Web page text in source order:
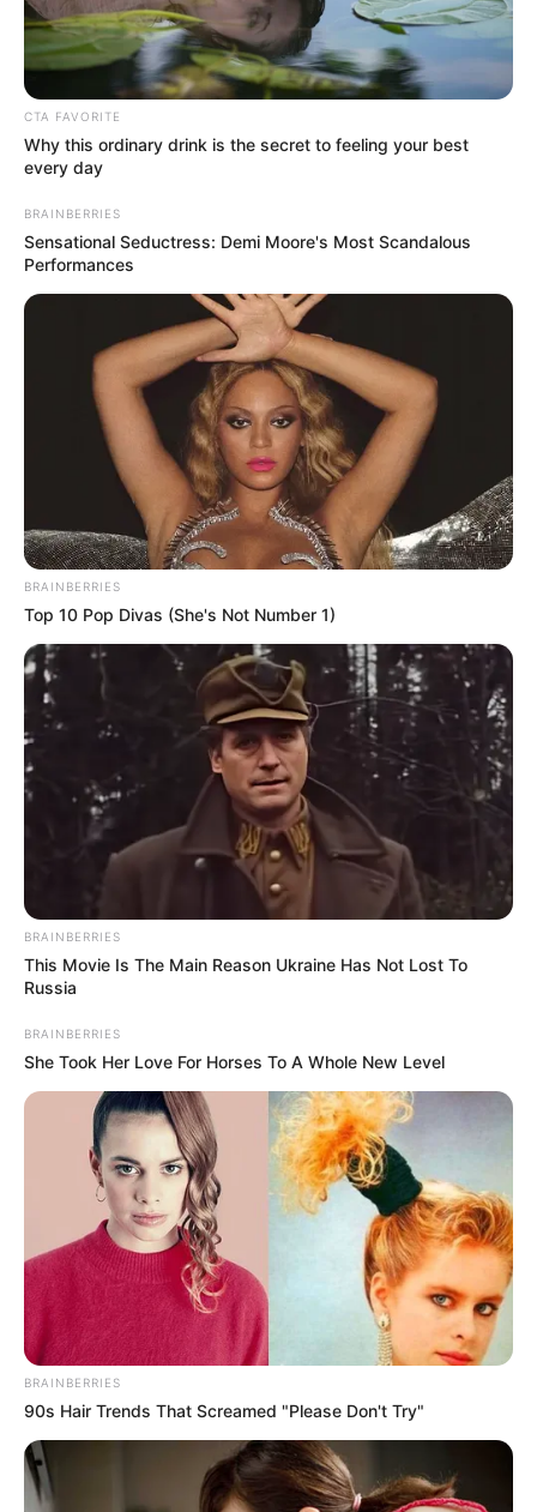
ΣΠΑΜΕ ΤΟ ΜΑΤΡΙΞ – ΤΟ ΒΙΒΛΙΟ
ΔΗΜΟΦΙΛΗ ΑΡΘΡΑ
CTA FAVORITE
Why this ordinary drink is the secret to feeling your best
every day
BRAINBERRIES
Sensational Seductress: Demi Moore's Most Scandalous
Performances
BRAINBERRIES
Top 10 Pop Divas (She's Not Number 1)
BRAINBERRIES
This Movie Is The Main Reason Ukraine Has Not Lost To
Russia
BRAINBERRIES
She Took Her Love For Horses To A Whole New Level
BRAINBERRIES
90s Hair Trends That Screamed "Please Don't Try"